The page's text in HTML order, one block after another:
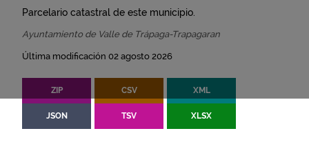
Parcelario catastral de este municipio.
Ayuntamiento de Valle de Trápaga-Trapagaran
Última modificación 02 agosto 2026
ZIP CSV XML
JSON TSV XLSX